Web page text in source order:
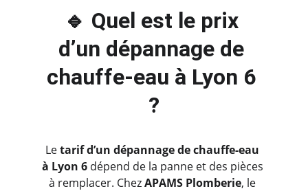
🔹 Quel est le prix
d’un dépannage de
chauffe-eau à Lyon 6
?
Le tarif d’un dépannage de chauffe-eau
à Lyon 6 dépend de la panne et des pièces
à remplacer. Chez APAMS Plomberie, le